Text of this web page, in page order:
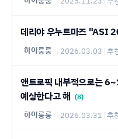
데리야 우누트마즈 "ASI
하이룽룽 2026.03.03 추
앤트로픽 내부적으로는
예상한다고 해 (8)
하이룽룽 2026.03.31 추